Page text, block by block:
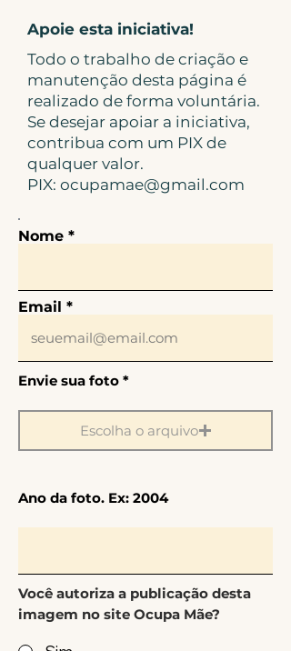
Apoie esta iniciativa!
Todo o trabalho de criação e
manutenção desta página é
realizado de forma voluntária.
Se desejar apoiar a iniciativa,
contribua com um PIX de
qualquer valor.
PIX: ocupamae@gmail.com
Nome
Email
Envie sua foto *
Escolha o arquivo
Ano da foto. Ex: 2004
Você autoriza a publicação desta
imagem no site Ocupa Mãe?